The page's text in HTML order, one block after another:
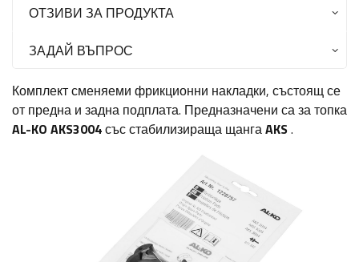
ОТЗИВИ ЗА ПРОДУКТА
ЗАДАЙ ВЪПРОС
Комплект сменяеми фрикционни накладки, състоящ се
от предна и задна подплата. Предназначени са за топка
AL-KO AKS3004със стабилизираща щангаAKS.